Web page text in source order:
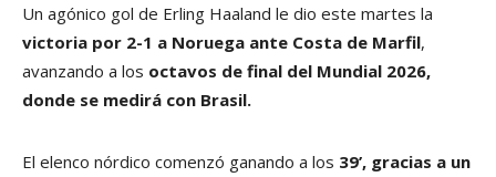
Un agónico gol de Erling Haaland le dio este martes la
victoria por 2-1 a Noruega ante Costa de Marfil,
avanzando a los octavos de final del Mundial 2026,
donde se medirá con Brasil.
El elenco nórdico comenzó ganando a los 39’, gracias a un